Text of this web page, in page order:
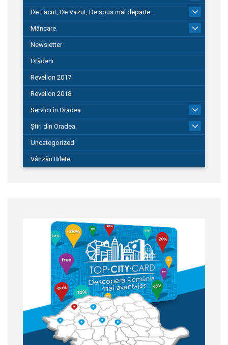
De Facut, De Vazut, De spus mai departe…
580
Mâncare
Newsletter
Orădeni
Revelion 2017
Revelion 2018
Servicii în Oradea
Știri din Oradea
Uncategorized
Vânzări Bilete